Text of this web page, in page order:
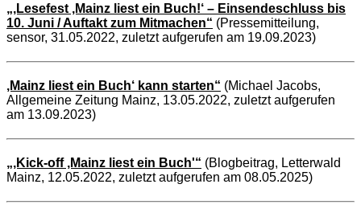
„‚Lesefest ‚Mainz liest ein Buch!‘ – Einsendeschluss bis
10. Juni / Auftakt zum Mitmachen“ (Pressemitteilung,
sensor, 31.05.2022, zuletzt aufgerufen am 19.09.2023)
‚Mainz liest ein Buch‘ kann starten“ (Michael Jacobs,
Allgemeine Zeitung Mainz, 13.05.2022, zuletzt aufgerufen
am 13.09.2023)
„‚Kick-off ‚Mainz liest ein Buch'“ (Blogbeitrag, Letterwald
Mainz, 12.05.2022, zuletzt aufgerufen am 08.05.2025)